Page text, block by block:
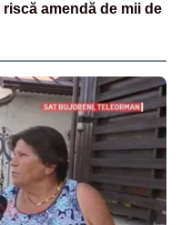
amendă de mii de